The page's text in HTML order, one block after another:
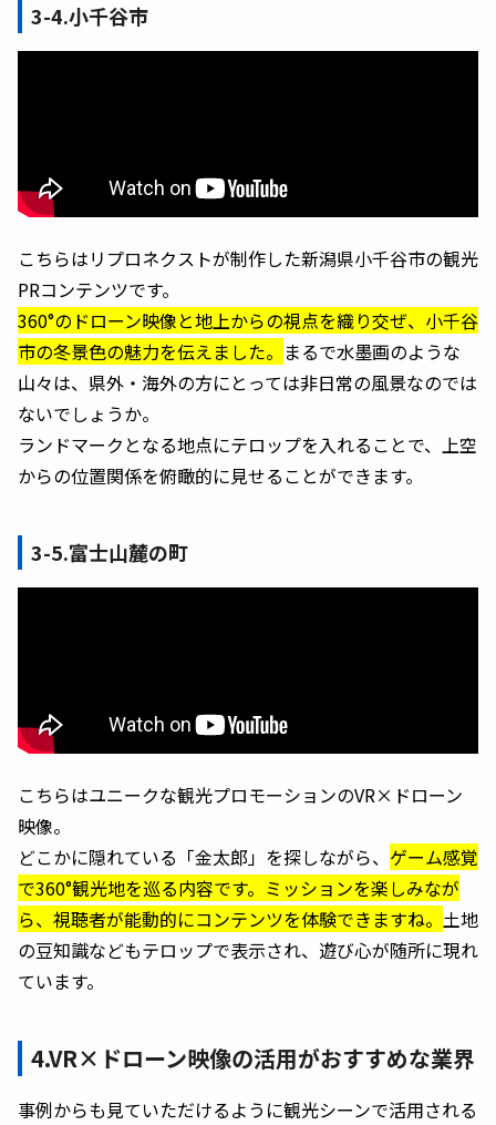
3-4.小千谷市
こちらはリプロネクストが制作した新潟県小千谷市の観光
PRコンテンツです。
360°のドローン映像と地上からの視点を織り交ぜ、小千谷
市の冬景色の魅力を伝えました。 まるで水墨画のような
山々は、県外・海外の方にとっては非日常の風景なのでは
ないでしょうか。
ランドマークとなる地点にテロップを入れることで、上空
からの位置関係を俯瞰的に見せることができます。
3-5.富士山麓の町
こちらはユニークな観光プロモーションのVR×ドローン
映像。
どこかに隠れている「金太郎」を探しながら、 ゲーム感覚
で360°観光地を巡る内容です。ミッションを楽しみなが
ら、視聴者が能動的にコンテンツを体験できますね。 土地
の豆知識などもテロップで表示され、遊び心が随所に現れ
ています。
4.VR×ドローン映像の活用がおすすめな業界
事例からも見ていただけるように観光シーンで活用される